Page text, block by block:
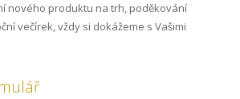
nového produktu na trh, poděkování
večírek, vždy si dokážeme s Vašimi